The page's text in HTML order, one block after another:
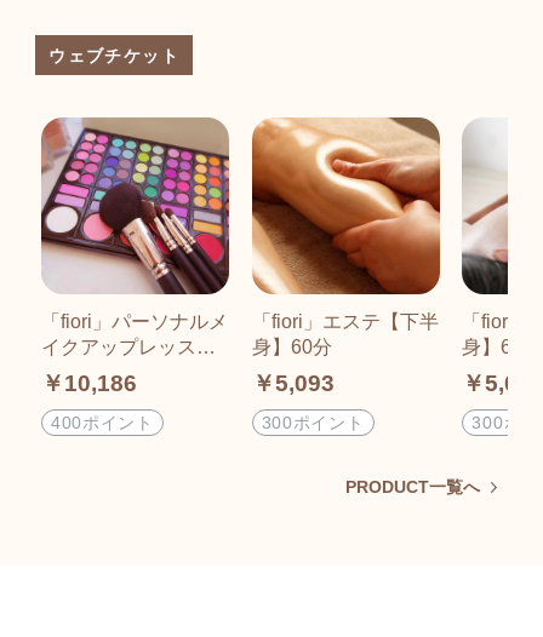
ウェブチケット
「fiori」パーソナルメ
イクアップレッス
ン 90分
￥10,186
400ポイント
「fiori」エステ【下半
身】60分
￥5,093
300ポイント
「fiori
身】60分
￥
300ポイ
PRODUCT一覧へ